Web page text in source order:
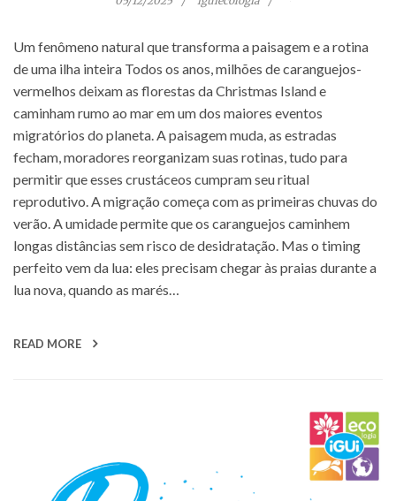
Um fenômeno natural que transforma a paisagem e a rotina
de uma ilha inteira Todos os anos, milhões de caranguejos-
vermelhos deixam as florestas da Christmas Island e
caminham rumo ao mar em um dos maiores eventos
migratórios do planeta. A paisagem muda, as estradas
fecham, moradores reorganizam suas rotinas, tudo para
permitir que esses crustáceos cumpram seu ritual
reprodutivo. A migração começa com as primeiras chuvas do
verão. A umidade permite que os caranguejos caminhem
longas distâncias sem risco de desidratação. Mas o timing
perfeito vem da lua: eles precisam chegar às praias durante a
lua nova, quando as marés…
READ MORE